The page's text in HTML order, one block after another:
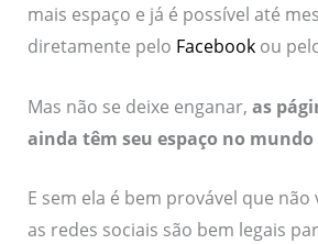
mais espaço e já é possível até
diretamente pelo Facebookou
Mas não se deixe enganar, as
ainda têm seu espaço no
E sem ela é bem provável que não
as redes sociais são bem legais